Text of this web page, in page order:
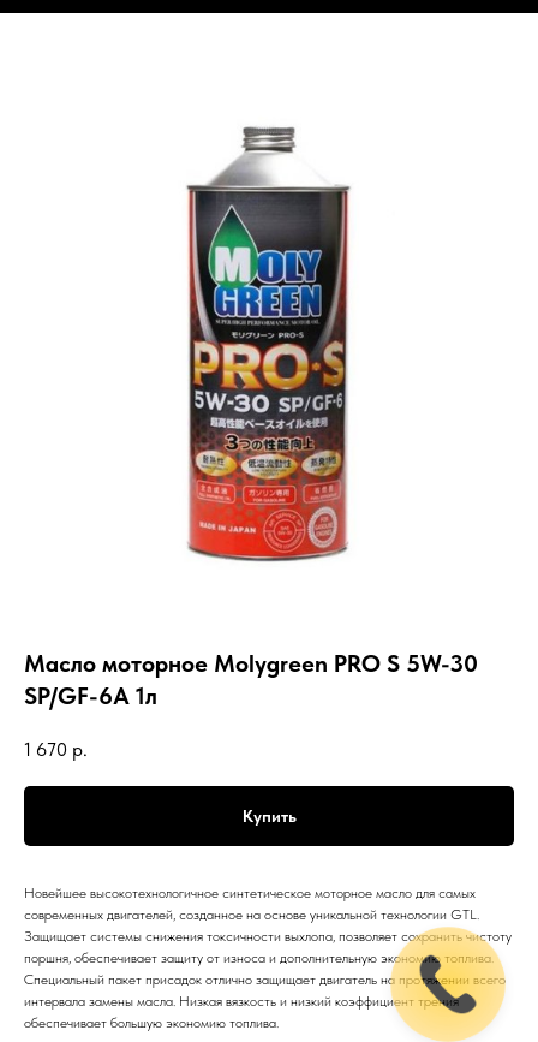
Масло моторное Molygreen PRO S 5W-30
SP/GF-6A 1л
1 670 р.
Купить
Новейшее высокотехнологичное синтетическое моторное масло для самых
современных двигателей, созданное на основе уникальной технологии GTL.
Защищает системы снижения токсичности выхлопа, позволяет сохранить чистоту
поршня, обеспечивает защиту от износа и дополнительную экономию топлива.
Специальный пакет присадок отлично защищает двигатель на протяжении всего
интервала замены масла. Низкая вязкость и низкий коэффициент трения
обеспечивает большую экономию топлива.